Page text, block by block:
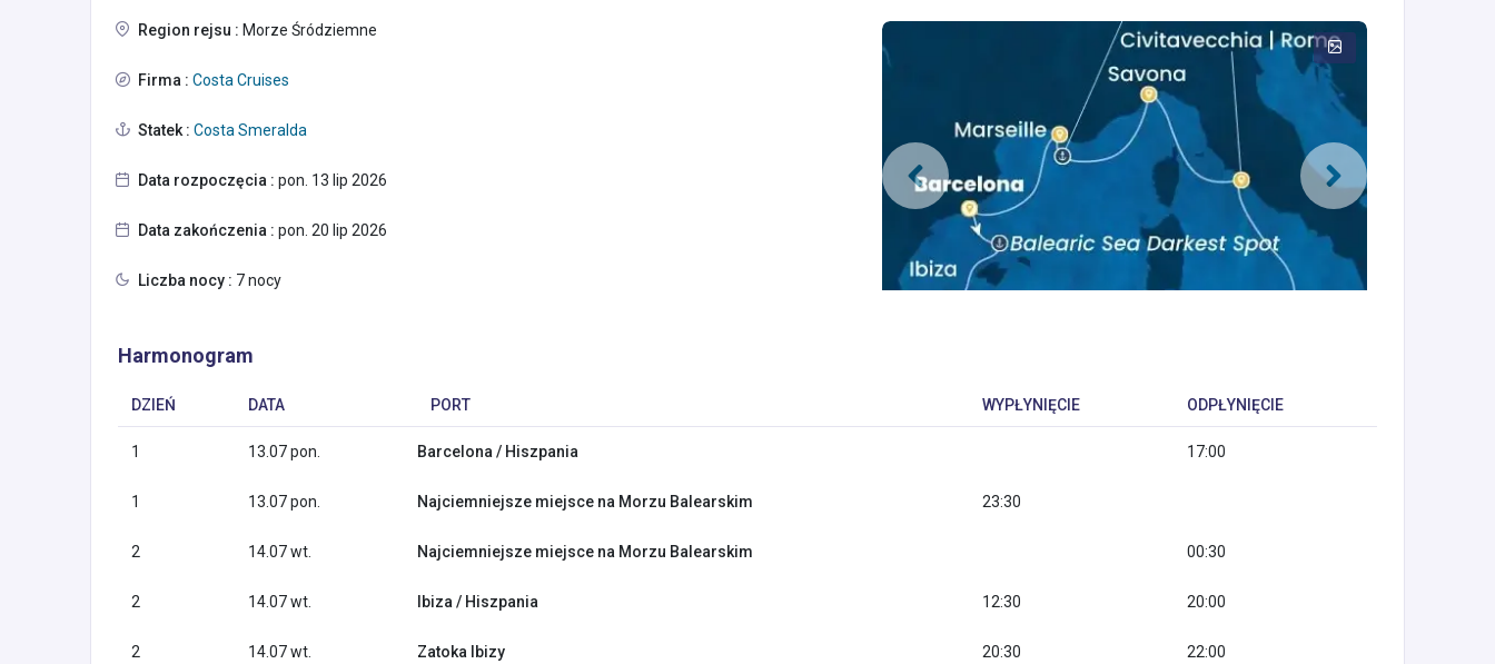
Region rejsu : Morze Śródziemne
Firma : Costa Cruises
Statek : Costa Smeralda
Data rozpoczęcia : pon. 13 lip 2026
Data zakończenia : pon. 20 lip 2026
Liczba nocy : 7 nocy
Harmonogram
DZIEŃ DATA PORT WYPŁYNIĘCIE ODPŁYNIĘCIE
1 13.07 pon. Barcelona / Hiszpania 17:00
1 13.07 pon. Najciemniejsze miejsce na Morzu Balearskim 23:30
2 14.07 wt. Najciemniejsze miejsce na Morzu Balearskim 00:30
2 14.07 wt. Ibiza / Hiszpania 12:30 20:00
2 14.07 wt. Zatoka Ibizy 20:30 22:00